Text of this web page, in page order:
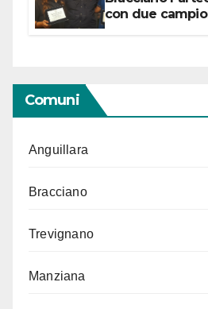
con due
Comuni
Anguillara
Bracciano
Trevignano
Manziana